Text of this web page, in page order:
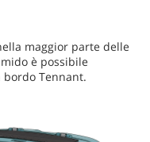
maggior parte delle
è possibile
Tennant.